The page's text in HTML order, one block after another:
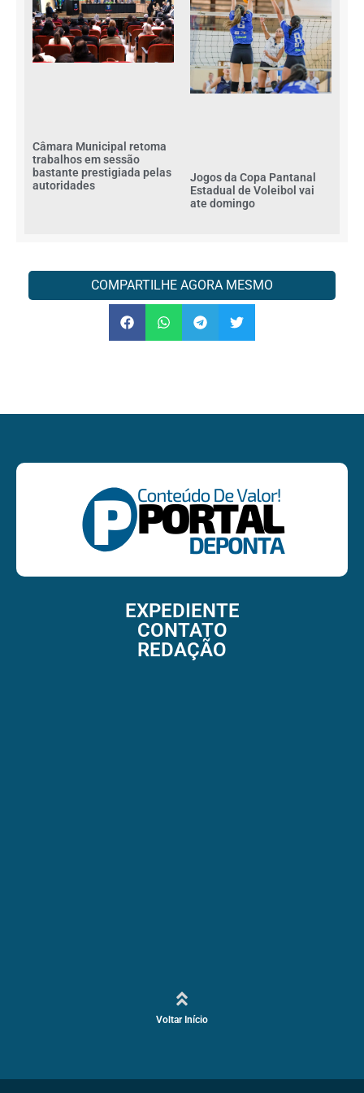
Câmara Municipal retoma
trabalhos em sessão
bastante prestigiada pelas
autoridades
Jogos da Copa Pantanal
Estadual de Voleibol vai
ate domingo
COMPARTILHE AGORA MESMO
EXPEDIENTE
CONTATO
REDAÇÃO
Voltar Início